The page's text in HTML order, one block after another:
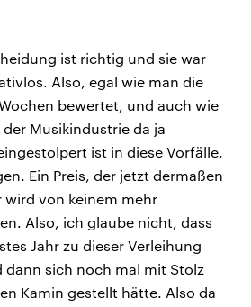
ist richtig und sie war
Also, egal wie man die
bewertet, und auch wie
Musikindustrie da ja
ist in diese Vorfälle,
Ein Preis, der jetzt dermaßen
von keinem mehr
Also, ich glaube nicht, dass
Jahr zu dieser Verleihung
dann sich noch mal mit Stolz
Kamin gestellt hätte. Also da